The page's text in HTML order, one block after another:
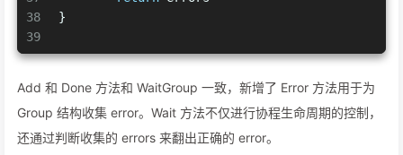
38
39
}
Add 和 Done 方法和 WaitGroup 一致，新增了 Error 方法用于为
Group 结构收集 error。Wait 方法不仅进行协程生命周期的控制，
还通过判断收集的 errors 来翻出正确的 error。